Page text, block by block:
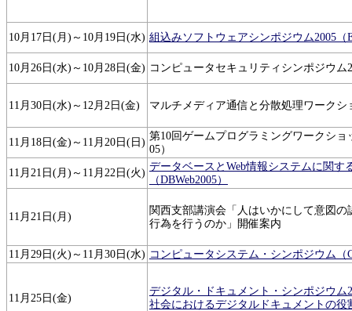
10月17日(月)～10月19日(水) 組込みソフトウェアシンポジウム2005（
10月26日(水)～10月28日(金) コンピュータセキュリティシンポジウム
11月30日(水)～12月2日(金) マルチメディア通信と分散処理ワークシ
11月18日(金)～11月20日(日)
第10回ゲームプログラミングワークショ
05）
11月21日(月)～11月22日(火)
データベースとWeb情報システムに関す
（DBWeb2005）
11月21日(月)
関西支部講演会「人はいかにして意図の
行為を行うのか」開催案内
11月29日(火)～11月30日(水) コンピュータシステム・シンポジウム（
11月25日(金)
デジタル・ドキュメント・シンポジウム
社会におけるデジタルドキュメントの役